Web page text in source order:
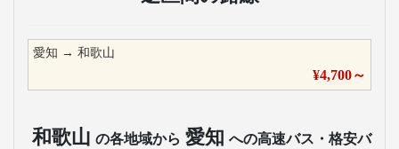
愛知 → 和歌山
¥4,700～
和歌山 の各地域から 愛知 への高速バス・格安バ